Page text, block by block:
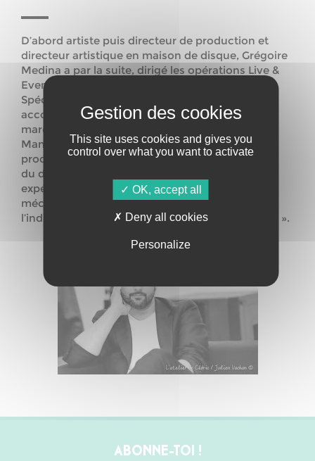
D’abord artiste puis directeur de production et
directeur artistique en maison de disque, Grégoire
Medina a par la suite, dirigé les opérations Live &
Event chez A&R Studios / Universal Music.
Spécialisé dans les stratégies de partenariat, il
accompagne aujourd’hui des artistes et des
marques dans la construction de leurs collabs.
Manager de plusieurs artistes, consultant en
production d’événements et intervenant au sein
du dispositif Propul’son, il partagera son
expérience pour éclairer cette facette souvent
méconnue mais aujourd’hui fondamentale de
l’industrie musicale qu’est le « brand partnership ».
ABONNE-TOI !
This site uses cookies and gives you
control over what you want to activate
OK, accept all
Deny all cookies
Personalize